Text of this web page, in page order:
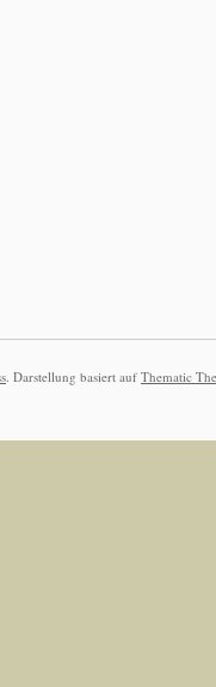
. Darstellung basiert auf Thematic